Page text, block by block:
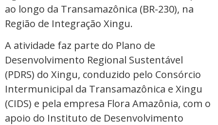
ao longo da Transamazônica (BR-230), na
Região de Integração Xingu.
A atividade faz parte do Plano de
Desenvolvimento Regional Sustentável
(PDRS) do Xingu, conduzido pelo Consórcio
Intermunicipal da Transamazônica e Xingu
(CIDS) e pela empresa Flora Amazônia, com o
apoio do Instituto de Desenvolvimento